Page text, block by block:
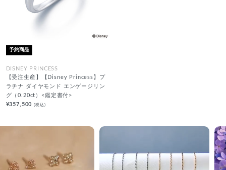
予約商品
DISNEY PRINCESS
【受注生産】【Disney Princess】プ
ラチナ ダイヤモンド エンゲージリン
グ（0.20ct）<鑑定書付>
¥357,500(税込)